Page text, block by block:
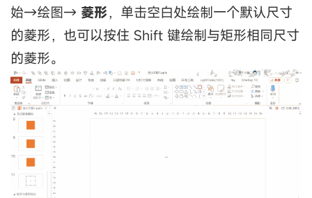
始→绘图→ 菱形，单击空白处绘制一个默认尺寸
的菱形，也可以按住 Shift 键绘制与矩形相同尺寸
的菱形。